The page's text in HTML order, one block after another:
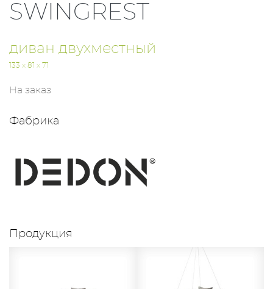
SWINGREST
диван двухместный
133 x 81 x 71
На заказ
Фабрика
Продукция